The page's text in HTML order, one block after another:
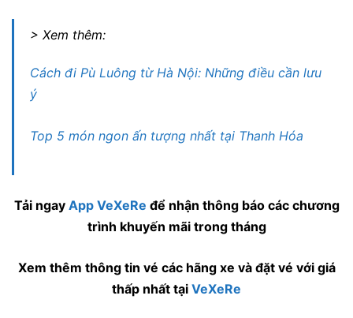
> Xem thêm:
Cách đi Pù Luông từ Hà Nội: Những điều cần lưu
ý
Top 5 món ngon ấn tượng nhất tại Thanh Hóa
Tải ngay App VeXeRe để nhận thông báo các chương
trình khuyến mãi trong tháng
Xem thêm thông tin vé các hãng xe và đặt vé với giá
thấp nhất tại VeXeRe